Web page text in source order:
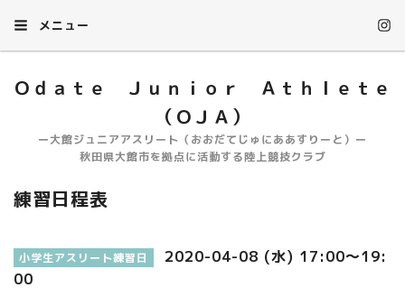
メニュー
Ｏｄａｔｅ Ｊｕｎｉｏｒ Ａｔｈｌｅｔｅ
（ＯＪＡ）
ー大館ジュニアアスリート（おおだてじゅにああすりーと）ー
秋田県大館市を拠点に活動する陸上競技クラブ
練習日程表
小学生アスリート練習日
2020-04-08 (水) 17:00～19:
00